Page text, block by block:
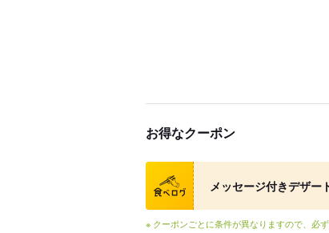
お得なクーポン
クーポン
メッセージ付きデザー
※ クーポンごとに条件が異なりますので、必